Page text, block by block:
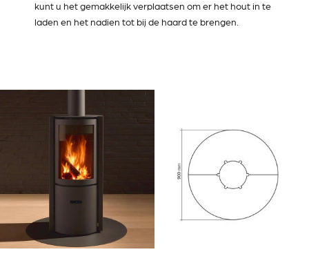
kunt u het gemakkelijk verplaatsen om er het hout in te
laden en het nadien tot bij de haard te brengen.